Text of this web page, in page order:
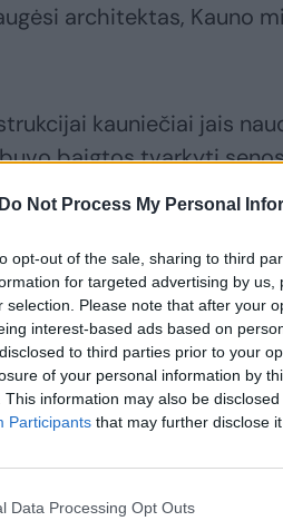
Do Not Process My Personal
opt-out of the sale, sharing to third
for targeted advertising by
selection. Please note that after your
interest-based ads based on
to third parties prior to your
of your personal information by
This information may also be
Participants that may further disclose
Data Processing Opt Outs
architektas, Kauno
kauniečiai jais
baigtos tvarkyti
gyventojai.